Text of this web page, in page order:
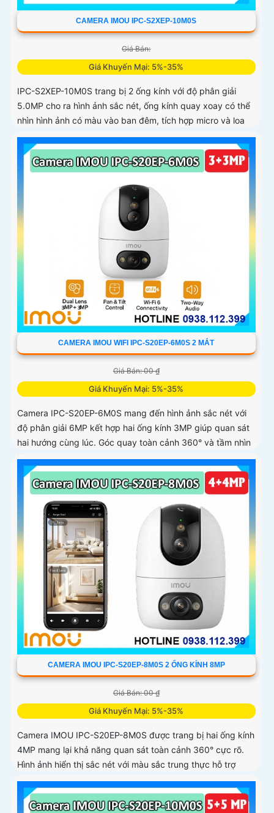
CAMERA IMOU IPC-S2XEP-10M0S
Giá Bán:
Giá Khuyến Mại: 5%-35%
IPC-S2XEP-10M0S trang bị 2 ống kính với độ phân giải
5.0MP cho ra hình ảnh sắc nét, ống kính quay xoay có thể
nhìn hình ảnh có màu vào ban đêm, tích hợp micro và loa
giúp đàm thoại 2 chiều, trang bị cổng LAN cắm mạng trực
tiếp nâng cao độ ổn định
CAMERA IMOU WIFI IPC-S20EP-6M0S 2 MẮT
Giá Bán: 00 ₫
Giá Khuyến Mại: 5%-35%
Camera IPC-S20EP-6M0S mang đến hình ảnh sắc nét với
độ phân giải 6MP kết hợp hai ống kính 3MP giúp quan sát
hai hướng cùng lúc. Góc quay toàn cảnh 360° và tầm nhìn
hồng ngoại 15m cho phép ghi hình rõ nét cả ngày lẫn đêm
CAMERA IMOU IPC-S20EP-8M0S 2 ỐNG KÍNH 8MP
Giá Bán: 00 ₫
Giá Khuyến Mại: 5%-35%
Camera IMOU IPC-S20EP-8M0S được trang bị hai ống kính
4MP mang lại khả năng quan sát toàn cảnh 360° cực rõ.
Hình ảnh hiển thị sắc nét với màu sắc trung thực hỗ trợ
quay ngang 355° và dọc 90°